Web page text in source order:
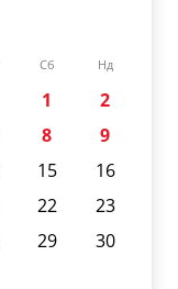
Сб Нд
1
2
8
9
15
16
22
23
29
30